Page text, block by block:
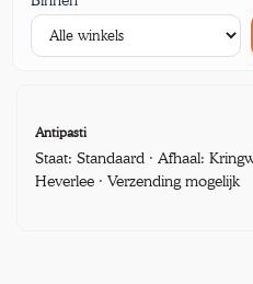
Antipasti
Staat: Standaard · Afhaal:
Heverlee · Verzending mogelijk